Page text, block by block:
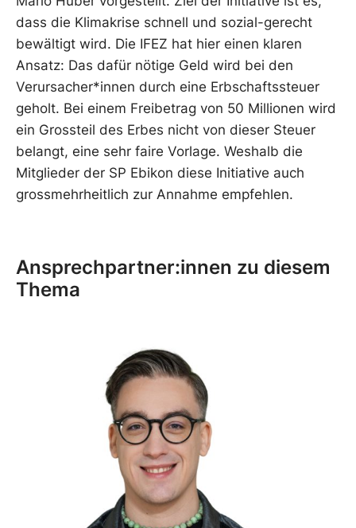
dass die Klimakrise schnell und sozial-gerecht
bewältigt wird. Die IFEZ hat hier einen klaren
Ansatz: Das dafür nötige Geld wird bei den
Verursacher*innen durch eine Erbschaftssteuer
geholt. Bei einem Freibetrag von 50 Millionen wird
ein Grossteil des Erbes nicht von dieser Steuer
belangt, eine sehr faire Vorlage. Weshalb die
Mitglieder der SP Ebikon diese Initiative auch
grossmehrheitlich zur Annahme empfehlen.
Ansprechpartner:innen zu diesem
Thema